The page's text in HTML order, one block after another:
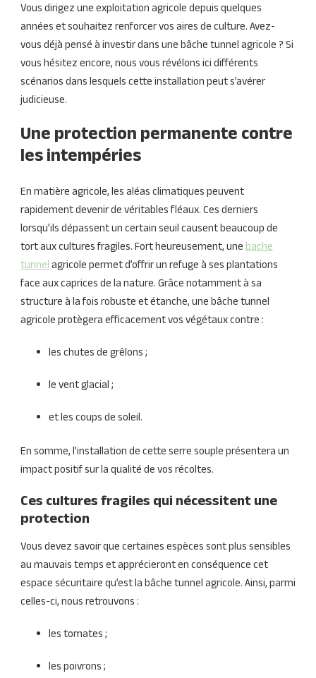
Vous dirigez une exploitation agricole depuis quelques
années et souhaitez renforcer vos aires de culture. Avez-
vous déjà pensé à investir dans une bâche tunnel agricole ? Si
vous hésitez encore, nous vous révélons ici différents
scénarios dans lesquels cette installation peut s’avérer
judicieuse.
Une protection permanente contre
les intempéries
En matière agricole, les aléas climatiques peuvent
rapidement devenir de véritables fléaux. Ces derniers
lorsqu’ils dépassent un certain seuil causent beaucoup de
tort aux cultures fragiles. Fort heureusement, unebache
tunnelagricole permet d’offrir un refuge à ses plantations
face aux caprices de la nature. Grâce notamment à sa
structure à la fois robuste et étanche, une bâche tunnel
agricole protègera efficacement vos végétaux contre :
les chutes de grêlons ;
le vent glacial ;
et les coups de soleil.
En somme, l’installation de cette serre souple présentera un
impact positif sur la qualité de vos récoltes.
Ces cultures fragiles qui nécessitent une
protection
Vous devez savoir que certaines espèces sont plus sensibles
au mauvais temps et apprécieront en conséquence cet
espace sécuritaire qu’est la bâche tunnel agricole. Ainsi, parmi
celles-ci, nous retrouvons :
les tomates ;
les poivrons ;